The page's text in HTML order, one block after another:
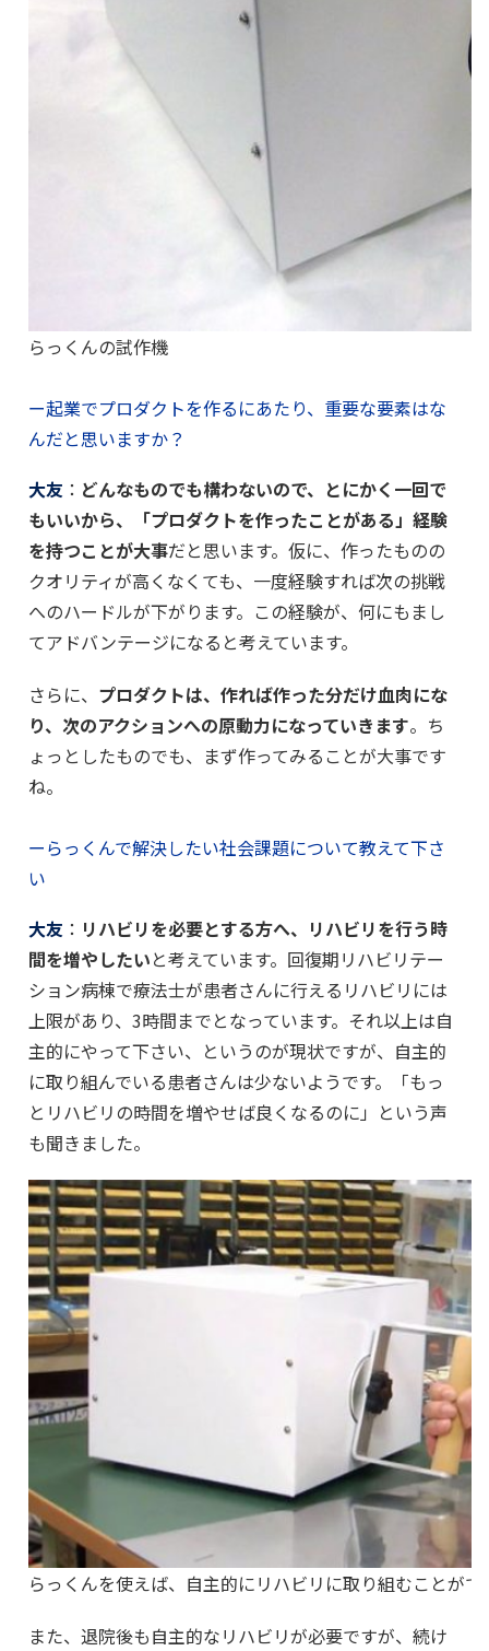
らっくんの試作機
ー起業でプロダクトを作るにあたり、重要な要素はな
んだと思いますか？
大友 ： どんなものでも構わないので、とにかく一回で
もいいから、「プロダクトを作ったことがある」経験
を持つことが大事だと思います。仮に、作ったものの
クオリティが高くなくても、一度経験すれば次の挑戦
へのハードルが下がります。この経験が、何にもまし
てアドバンテージになると考えています。
さらに、 プロダクトは、作れば作った分だけ血肉にな
り、次のアクションへの原動力になっていきます。ち
ょっとしたものでも、まず作ってみることが大事です
ね。
ーらっくんで解決したい社会課題について教えて下さ
い
大友 ： リハビリを必要とする方へ、リハビリを行う時
間を増やしたいと考えています。回復期リハビリテー
ション病棟で療法士が患者さんに行えるリハビリには
上限があり、3時間までとなっています。それ以上は自
主的にやって下さい、というのが現状ですが、自主的
に取り組んでいる患者さんは少ないようです。「もっ
とリハビリの時間を増やせば良くなるのに」という声
も聞きました。
らっくんを使えば、自主的にリハビリに取り組むことがで
また、退院後も自主的なリハビリが必要ですが、続け